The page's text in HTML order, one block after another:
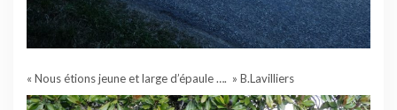
« Nous étions jeune et large d’épaule …. » B.Lavilliers